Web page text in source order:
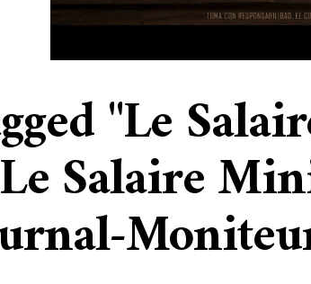
"Le
Salaire